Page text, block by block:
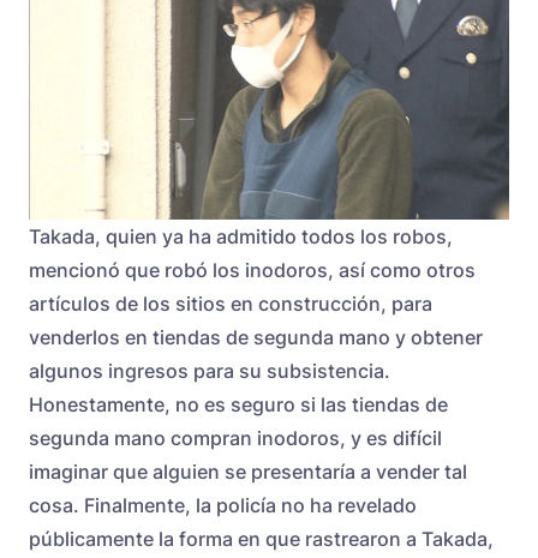
Takada, quien ya ha admitido todos los robos,
mencionó que robó los inodoros, así como otros
artículos de los sitios en construcción, para
venderlos en tiendas de segunda mano y obtener
algunos ingresos para su subsistencia.
Honestamente, no es seguro si las tiendas de
segunda mano compran inodoros, y es difícil
imaginar que alguien se presentaría a vender tal
cosa. Finalmente, la policía no ha revelado
públicamente la forma en que rastrearon a Takada,